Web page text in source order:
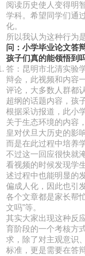
阅读历史使人变得明
学科。希望同学们通
化。
所以我认为这种行为
问：小学毕业论文答
孩子们真的能领悟到
答：昆明市北清实验
辩会，此视频和内容
评论，大多数人群都
超纲的话题内容，孩
根据采访报道，此小
关于生态环境的内容
皇对伏旦大历史的影
而是在此过程中培养
不过这一回应很快就
看视频的时候发现学
述过程中也能明显的
偏成人化，因此也引
各个文章都是家长帮
文吗”等。
其实大家出现这种反
育阶段的一个考核方
求，除了对主观意识
标准，更是需要在答